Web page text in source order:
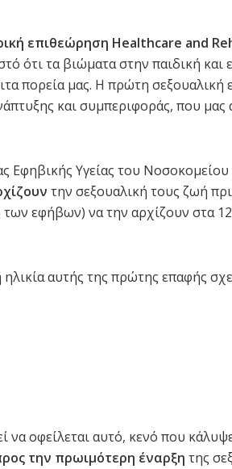
επιθεώρηση Healthcare and
ότι τα βιώματα στην παιδική και
πορεία μας. Η πρώτη σεξουαλική
και συμπεριφοράς, που μας
Εφηβικής Υγείας του
την σεξουαλική τους ζωή
εφήβων) να την αρχίζουν στα
ηλικία αυτής της πρώτης επαφής
οφείλεται αυτό, κενό που
την πρωιμότερη έναρξη της